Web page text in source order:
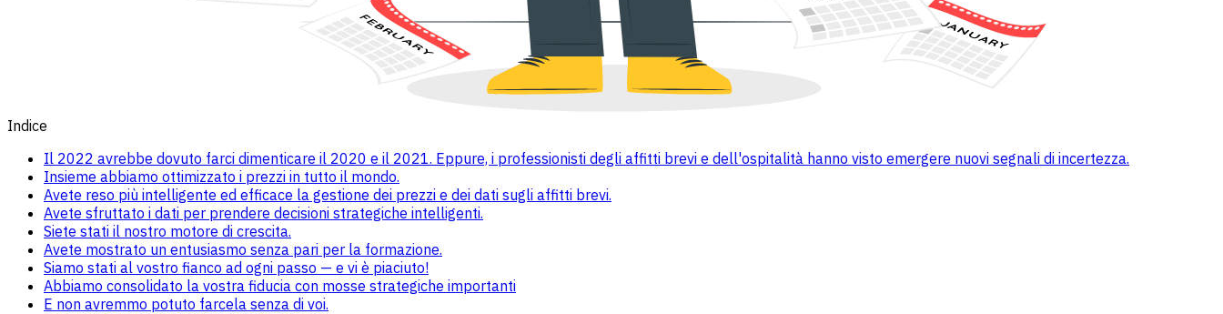
Indice
Il 2022 avrebbe dovuto farci dimenticare il 2020 e il 2021. Eppure, i professionisti degli affitti brevi e dell'ospitalità hanno visto emergere nuovi segnali di incertezza.
Insieme abbiamo ottimizzato i prezzi in tutto il mondo.
Avete reso più intelligente ed efficace la gestione dei prezzi e dei dati sugli affitti brevi.
Avete sfruttato i dati per prendere decisioni strategiche intelligenti.
Siete stati il nostro motore di crescita.
Avete mostrato un entusiasmo senza pari per la formazione.
Siamo stati al vostro fianco ad ogni passo — e vi è piaciuto!
Abbiamo consolidato la vostra fiducia con mosse strategiche importanti
E non avremmo potuto farcela senza di voi.